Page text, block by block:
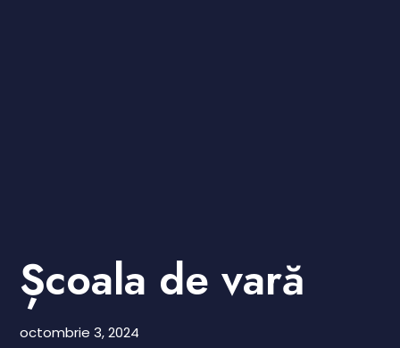
Școala de vară
octombrie 3, 2024